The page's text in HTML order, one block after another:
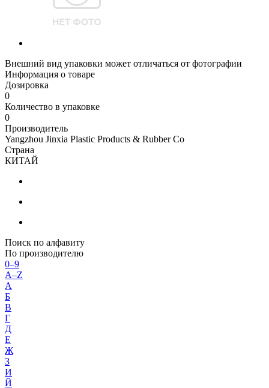
Внешний вид упаковки может отличаться от фотографии
Информация о товаре
Дозировка
0
Количество в упаковке
0
Производитель
Yangzhou Jinxia Plastic Products & Rubber Co
Страна
КИТАЙ
Поиск по алфавиту
По производителю
0–9
A–Z
А
Б
В
Г
Д
Е
Ж
З
И
Й